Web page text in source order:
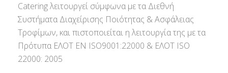
Catering λειτουργεί σύμφωνα με τα Διεθνή
Συστήματα Διαχείρισης Ποιότητας & Ασφάλειας
Τροφίμων, και πιστοποιείται η λειτουργία της με τα
Πρότυπα ΕΛΟΤ ΕΝ ISO9001:22000 & ΕΛΟΤ ISO
22000: 2005